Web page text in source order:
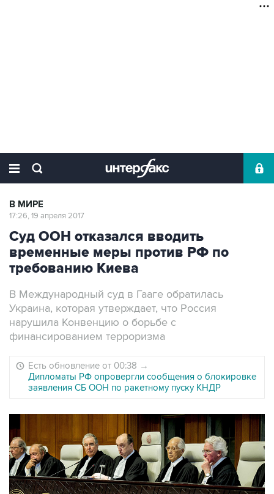
В МИРЕ
17:26, 19 апреля 2017
Суд ООН отказался вводить
временные меры против РФ по
требованию Киева
В Международный суд в Гааге обратилась
Украина, которая утверждает, что Россия
нарушила Конвенцию о борьбе с
финансированием терроризма
Есть обновление от 00:38 →
Дипломаты РФ опровергли сообщения о блокировке
заявления СБ ООН по ракетному пуску КНДР